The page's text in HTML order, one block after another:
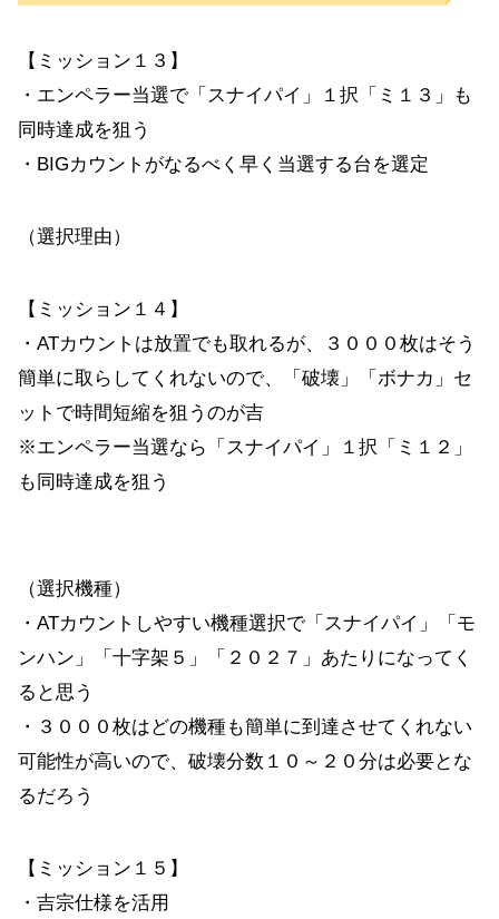
【ミッション１３】
・エンペラー当選で「スナイパイ」１択「ミ１３」も
同時達成を狙う
・BIGカウントがなるべく早く当選する台を選定
（選択理由）
【ミッション１４】
・ATカウントは放置でも取れるが、３０００枚はそう
簡単に取らしてくれないので、「破壊」「ボナカ」セ
ットで時間短縮を狙うのが吉
※エンペラー当選なら「スナイパイ」１択「ミ１２」
も同時達成を狙う
（選択機種）
・ATカウントしやすい機種選択で「スナイパイ」「モ
ンハン」「十字架５」「２０２７」あたりになってく
ると思う
・３０００枚はどの機種も簡単に到達させてくれない
可能性が高いので、破壊分数１０～２０分は必要とな
るだろう
【ミッション１５】
・吉宗仕様を活用